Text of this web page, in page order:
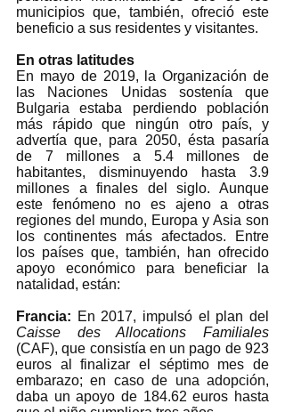
municipios que, también, ofreció este
beneficio a sus residentes y visitantes.
En otras latitudes
En mayo de 2019, la Organización de
las Naciones Unidas sostenía que
Bulgaria estaba perdiendo población
más rápido que ningún otro país, y
advertía que, para 2050, ésta pasaría
de 7 millones a 5.4 millones de
habitantes, disminuyendo hasta 3.9
millones a finales del siglo. Aunque
este fenómeno no es ajeno a otras
regiones del mundo, Europa y Asia son
los continentes más afectados. Entre
los países que, también, han ofrecido
apoyo económico para beneficiar la
natalidad, están:
Francia:
(CAF), que consistía en un pago de 923
euros al finalizar el séptimo mes de
embarazo; en caso de una adopción,
daba un apoyo de 184.62 euros hasta